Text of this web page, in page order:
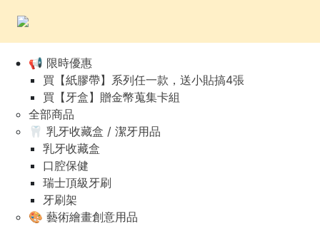
📢 限時優惠
買【紙膠帶】系列任一款，送小貼搞4張
買【牙盒】贈金幣蒐集卡組
全部商品
🦷 乳牙收藏盒 / 潔牙用品
乳牙收藏盒
口腔保健
瑞士頂級牙刷
牙刷架
🎨 藝術繪畫創意用品